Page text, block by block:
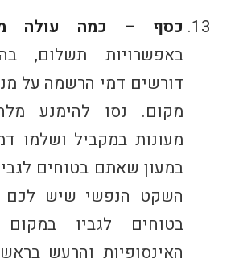
כסף – כמה עולה
באפשרויות תשלום,
דורשים דמי הרשמה על
מקום. נסו להימנע
מעונות במקביל ושלמו
במעון שאתם בטוחים
השקט הנפשי שיש
בטוחים לגביו במקום
האינסופיות והרעש